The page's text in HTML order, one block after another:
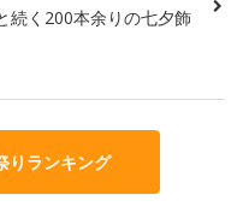
続く200本余りの七夕飾
りランキング